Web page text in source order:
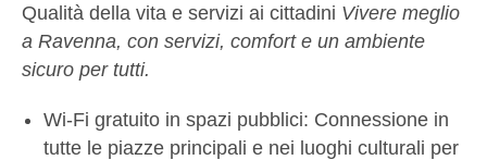
Qualità della vita e servizi ai cittadini Vivere meglio
a Ravenna, con servizi, comfort e un ambiente
sicuro per tutti.
Wi-Fi gratuito in spazi pubblici: Connessione in
tutte le piazze principali e nei luoghi culturali per